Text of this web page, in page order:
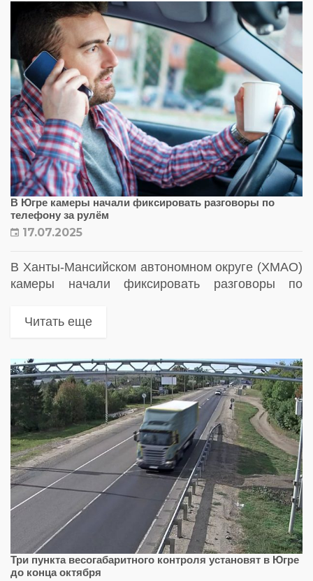
В Югре камеры начали фиксировать разговоры по
телефону за рулём
17.07.2025
В Ханты-Мансийском автономном округе (ХМАО)
камеры начали фиксировать разговоры по
магистрали Ханты-Мансийск — Тюмень
Читать еще
Три пункта весогабаритного контроля установят в Югре
до конца октября